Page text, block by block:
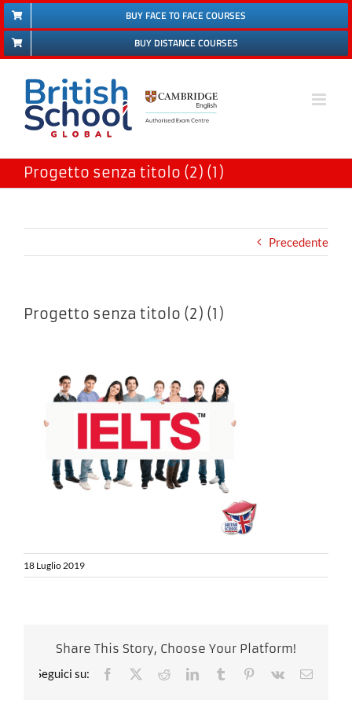
Salta
al
contenuto
BUY FACE TO FACE COURSES
BUY DISTANCE COURSES
Progetto senza titolo (2) (1)
Precedente
Progetto senza titolo (2) (1)
18 Luglio 2019
Share This Story, Choose Your Platform!
Facebook RedditLinkedInTumblr Pinterest
Vk Email